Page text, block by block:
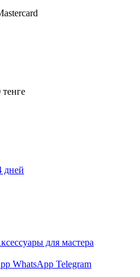
дней
для мастера
WhatsApp Telegram